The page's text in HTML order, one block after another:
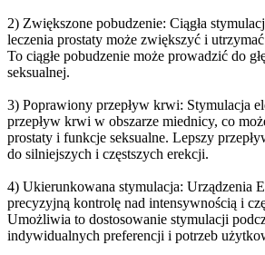
2) Zwiększone pobudzenie: Ciągła
leczenia prostaty może zwiększyć i
To ciągłe pobudzenie może prowadzić do
seksualnej.
3) Poprawiony przepływ krwi: Stymulacja
przepływ krwi w obszarze miednicy, co
prostaty i funkcje seksualne. Lepszy
do silniejszych i częstszych erekcji.
4) Ukierunkowana stymulacja: Urządzenia
precyzyjną kontrolę nad intensywnością i
Umożliwia to dostosowanie stymulacji
indywidualnych preferencji i potrzeb